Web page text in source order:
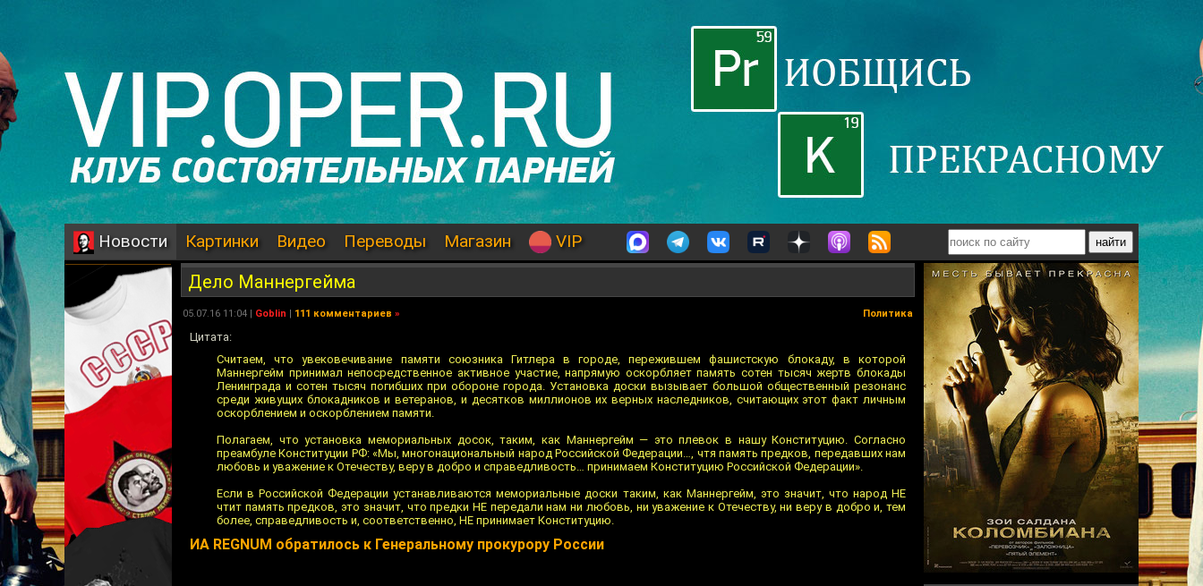
Новости Картинки Видео Переводы Магазин VIP
Дело Маннергейма
05.07.16 11:04 | Goblin | 111 комментариев » Политика
Цитата:
Считаем, что увековечивание памяти союзника Гитлера в городе, пережившем фашистскую блокаду, в которой
Маннергейм принимал непосредственное активное участие, напрямую оскорбляет память сотен тысяч жертв блокады
Ленинграда и сотен тысяч погибших при обороне города. Установка доски вызывает большой общественный резонанс
среди живущих блокадников и ветеранов, и десятков миллионов их верных наследников, считающих этот факт личным
оскорблением и оскорблением памяти.
Полагаем, что установка мемориальных досок, таким, как Маннергейм — это плевок в нашу Конституцию. Согласно
преамбуле Конституции РФ: «Мы, многонациональный народ Российской Федерации…, чтя память предков, передавших нам
любовь и уважение к Отечеству, веру в добро и справедливость… принимаем Конституцию Российской Федерации».
Если в Российской Федерации устанавливаются мемориальные доски таким, как Маннергейм, это значит, что народ НЕ
чтит память предков, это значит, что предки НЕ передали нам ни любовь, ни уважение к Отечеству, ни веру в добро и, тем
более, справедливость и, соответственно, НЕ принимает Конституцию.
ИА REGNUM обратилось к Генеральному прокурору России